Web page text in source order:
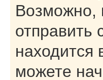
Возможно,
отправить
можете